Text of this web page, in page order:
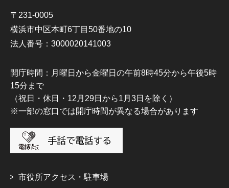
〒231-0005
横浜市中区本町6丁目50番地の10
法人番号：3000020141003
開庁時間：月曜日から金曜日の午前8時45分から午後5時
15分まで
（祝日・休日・12月29日から1月3日を除く）
※一部の窓口では開庁時間が異なる場合があります
市役所アクセス・駐車場